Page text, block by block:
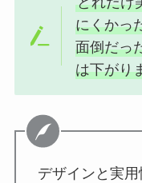
にくかっ
面倒だっ
は下がり
デザインと実